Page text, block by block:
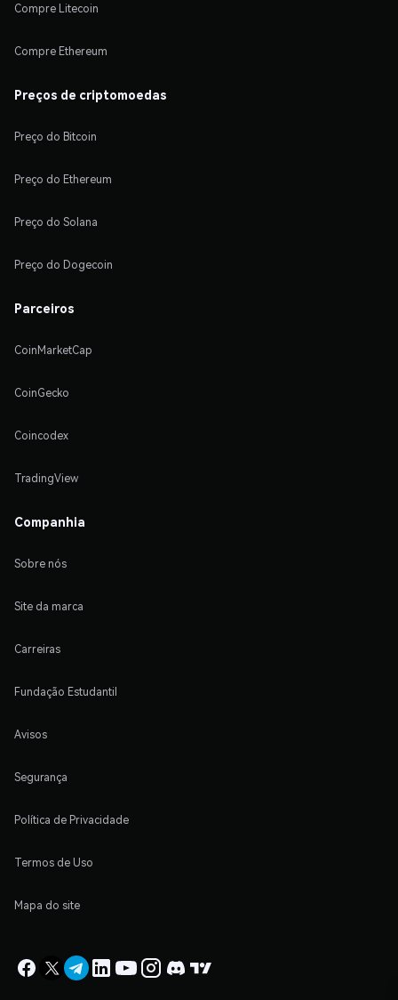
Compre Litecoin
Compre Ethereum
Preços de criptomoedas
Preço do Bitcoin
Preço do Ethereum
Preço do Solana
Preço do Dogecoin
Parceiros
CoinMarketCap
CoinGecko
Coincodex
TradingView
Companhia
Sobre nós
Site da marca
Carreiras
Fundação Estudantil
Avisos
Segurança
Política de Privacidade
Termos de Uso
Mapa do site